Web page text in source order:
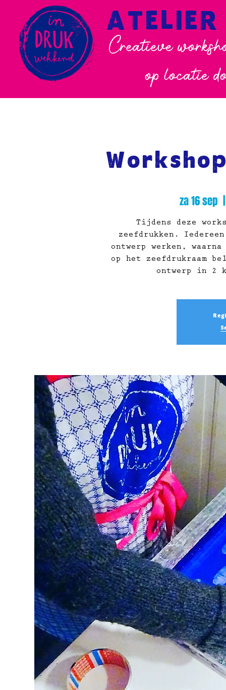
Creatieve
op locatie
za 16 sep
Tijdens deze
zeefdrukken.
ontwerp werken,
op het zeefdrukraam
ontwerp in 2